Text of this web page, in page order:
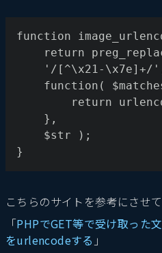
function
return
'/[^\x21-\x7e]+/
function(
return
    },
    $str );
}
こちらのサイトを参考にさせ
「PHPでGET等で受け取った
をurlencodeする 」